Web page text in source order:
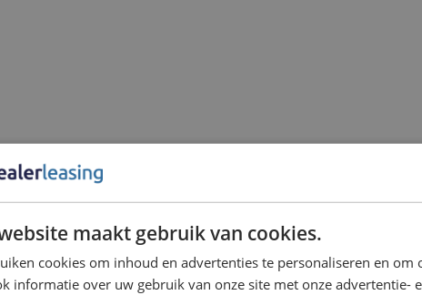
maakt gebruik van cookies.
cookies om inhoud en advertenties te personaliseren en om
informatie over uw gebruik van onze site met onze advertentie-